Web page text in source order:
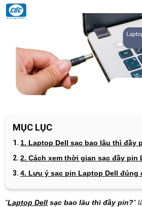
MỤC LỤC
1. Laptop Dell sạc bao lâu thì đầy
2. Cách xem thời gian sạc đầy pin
4. Lưu ý sạc pin Laptop Dell đúng
"Laptop Dell sạc bao lâu thì đầy pin?"